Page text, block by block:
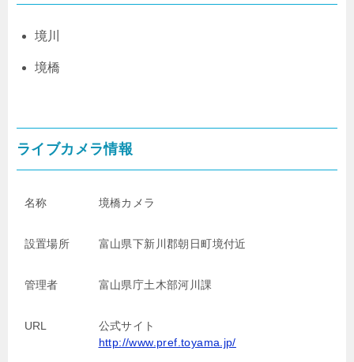
境川
境橋
ライブカメラ情報
名称 境橋カメラ
設置場所 富山県下新川郡朝日町境付近
管理者 富山県庁土木部河川課
URL
公式サイト
http://www.pref.toyama.jp/